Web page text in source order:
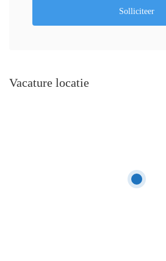
Solliciteer
Vacature locatie